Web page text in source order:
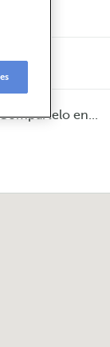
en...